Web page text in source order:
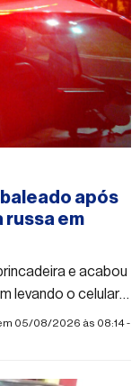
após
em
e acabou
levando o celular
05/08/2026 às 08:14 -